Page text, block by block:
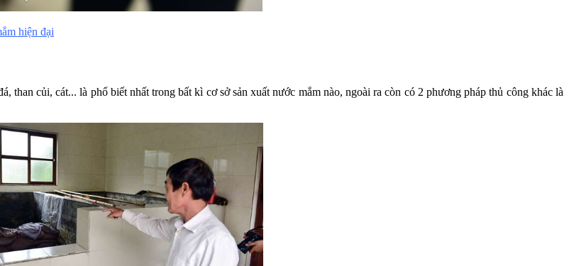
hiện đại
củi, cát... là phổ biết nhất trong bất kì cơ sở sản xuất nước mắm nào, ngoài ra còn có 2 phương pháp thủ công khác là